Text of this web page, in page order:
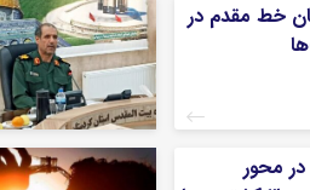
خط مقدم در
محور